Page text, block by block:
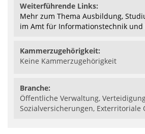
Weiterführende Links:
Mehr zum Thema Ausbildung,
im Amt für Informationstechnik
Kammerzugehörigkeit:
Keine Kammerzugehörigkeit
Branche:
Öffentliche Verwaltung,
Sozialversicherungen, Exterritoriale